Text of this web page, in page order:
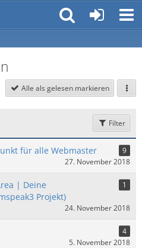
Alle als gelesen markieren
Filter
für alle Webmaster
9
27. November 2018
| Deine
Projekt)
1
24. November 2018
4
5. November 2018